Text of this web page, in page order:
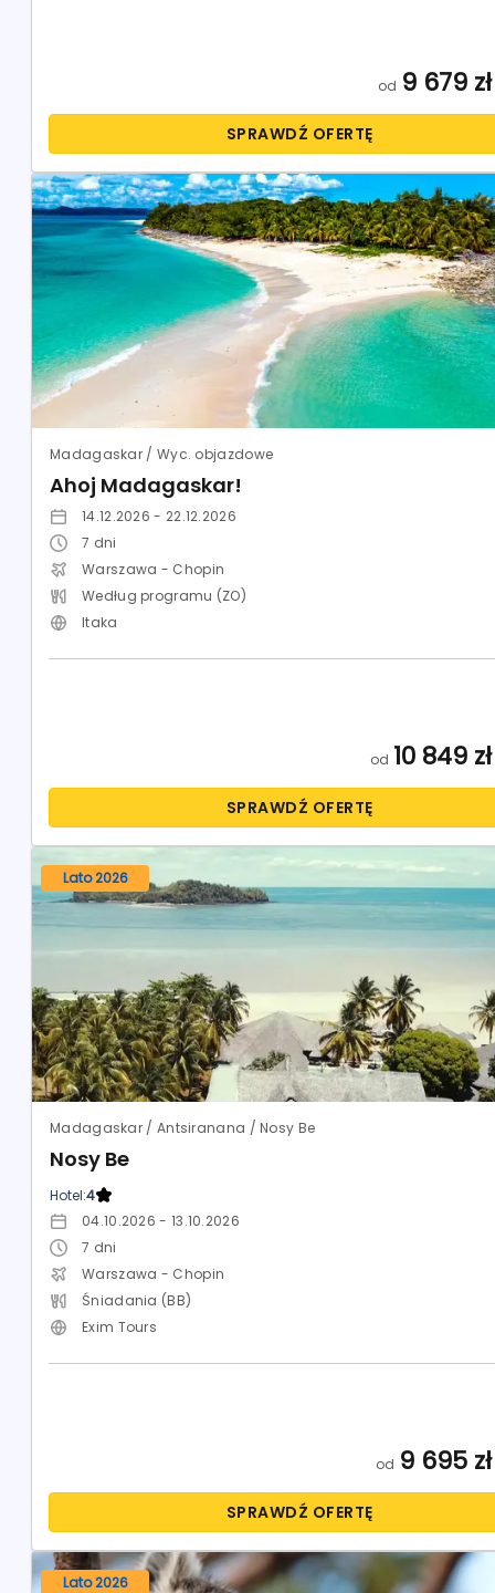
od 9 679 zł
SPRAWDŹ OFERTĘ
Madagaskar / Wyc. objazdowe
Ahoj Madagaskar!
14.12.2026 - 22.12.2026
7 dni
Warszawa - Chopin
Według programu (ZO)
Itaka
od 10 849 zł
SPRAWDŹ OFERTĘ
Lato 2026
Madagaskar / Antsiranana / Nosy Be
Nosy Be
Hotel:4
04.10.2026 - 13.10.2026
7 dni
Warszawa - Chopin
Śniadania (BB)
Exim Tours
od 9 695 zł
SPRAWDŹ OFERTĘ
Lato 2026